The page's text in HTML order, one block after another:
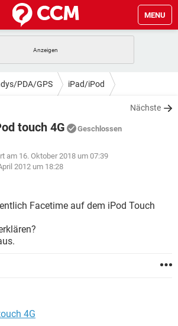
MENU
IOS
TIKTOK
STREAMING
TIKTOK
STREAMING
INSTAGRAM
HARDWARE
STREAMING
IOS
PDA/GPS iPad/iPod
Nächste
touch 4G Geschlossen
am 16. Oktober 2018 um 07:39
2012 um 18:28
Facetime auf dem iPod Touch
4G